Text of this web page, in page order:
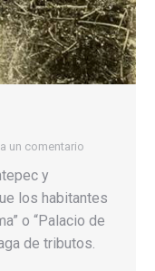
un comentario
y
los habitantes
o “Palacio de
de tributos.